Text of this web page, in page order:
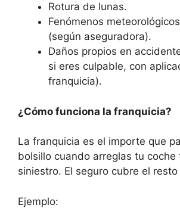
Rotura de lunas.
Fenómenos
(según aseguradora).
Daños propios en
si eres culpable, con
franquicia).
¿Cómo funciona la franquicia?
La franquicia es el importe que
bolsillo cuando arreglas tu coche
siniestro. El seguro cubre el
Ejemplo: